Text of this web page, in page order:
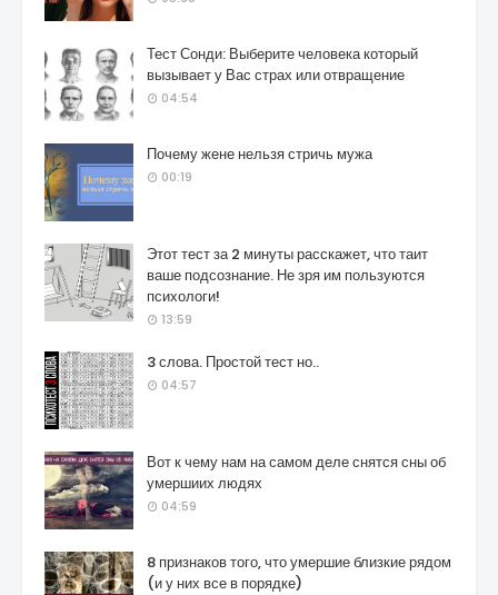
Тест Сонди: Выберите человека который
вызывает у Вас страх или отвращение
04:54
Почему жене нельзя стричь мужа
00:19
Этот тест за 2 минуты расскажет, что таит
ваше подсознание. Не зря им пользуются
психологи!
13:59
3 слова. Простой тест но..
04:57
Вот к чему нам на самом деле снятся сны об
умершиих людях
04:59
8 признаков того, что умершие близкие рядом
(и у них все в порядке)